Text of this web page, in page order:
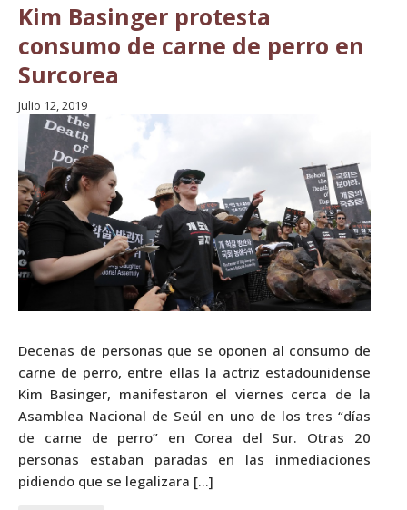
Kim Basinger protesta
consumo de carne de perro en
Surcorea
Julio 12, 2019
Decenas de personas que se oponen al consumo de
carne de perro, entre ellas la actriz estadounidense
Kim Basinger, manifestaron el viernes cerca de la
Asamblea Nacional de Seúl en uno de los tres “días
de carne de perro” en Corea del Sur. Otras 20
personas estaban paradas en las inmediaciones
pidiendo que se legalizara […]